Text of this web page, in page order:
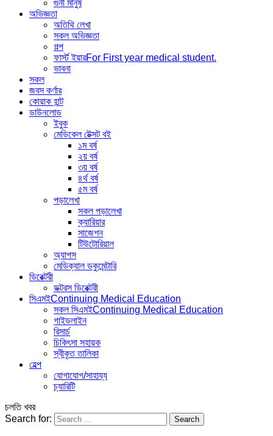
গুনী মানুষ
অভিজ্ঞতা
অতিথি লেখা
সকল অভিজ্ঞতা
গল্প
ফার্স্ট ইয়ারFor First year medical student.
ভাবনা
সকল
জবস কর্ণার
কোয়াক হান্ট
ডাউনলোড
ইবুক
মেডিকেল টেক্সট বই
১ম বর্ষ
২য় বর্ষ
৩য় বর্ষ
৪র্থ বর্ষ
৫ম বর্ষ
পড়ালেখা
সকল পড়ালেখা
ক্যারিয়ার
সাজেশন
টিউটোরিয়াল
অ্যাপস
মেডিক্যাল ডকুমেন্টারি
ডিরেক্টরী
ডক্টরস ডিরেক্টরী
সিএমইContinuing Medical Education
সকল সিএমইContinuing Medical Education
গাইডলাইন
রিসার্চ
চিকিৎসা সহায়ক
স্বীকৃত তালিকা
হেল্প
যোগাযোগ/সাহায্য
চ্যারিটি
চলতি খবর
Search for: